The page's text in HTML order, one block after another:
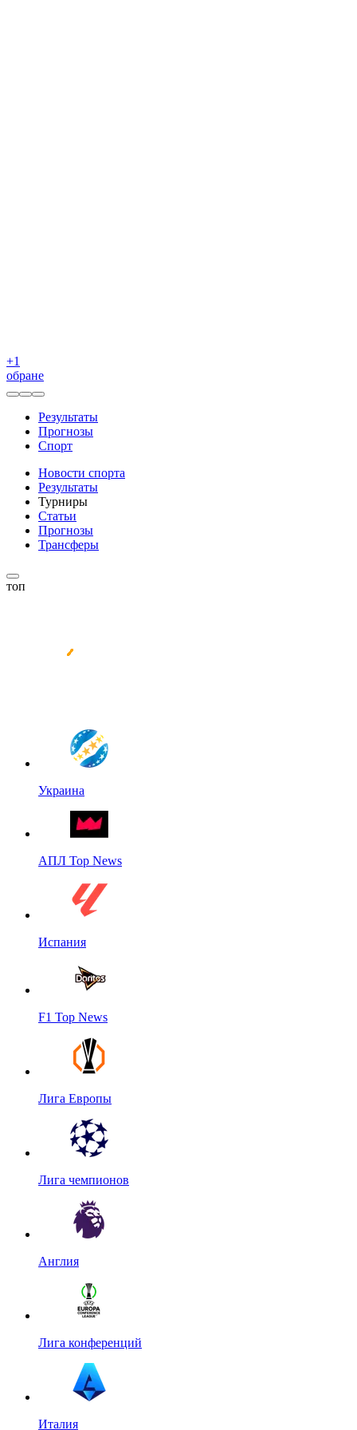
+1
обране
Результаты
Прогнозы
Спорт
Новости спорта
Результаты
Турниры
Статьи
Прогнозы
Трансферы
топ
Украина
АПЛ Top News
Испания
F1 Top News
Лига Европы
Лига чемпионов
Англия
Лига конференций
Италия